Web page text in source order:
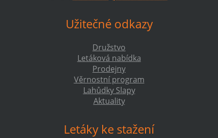
Užitečné odkazy
Družstvo
Letáková nabídka
Prodejny
Věrnostní program
Lahůdky Slapy
Aktuality
Letáky ke stažení